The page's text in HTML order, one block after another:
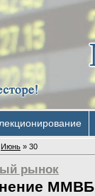
Июнь » 30
рынок